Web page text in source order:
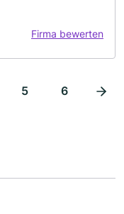
Firma bewerten
5 6